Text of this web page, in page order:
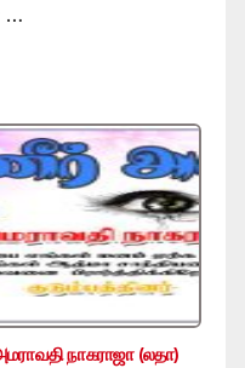
…
நாகராஜா (லதா)